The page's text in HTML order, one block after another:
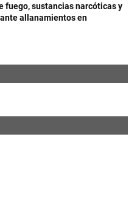
fuego, sustancias narcóticas y
allanamientos en